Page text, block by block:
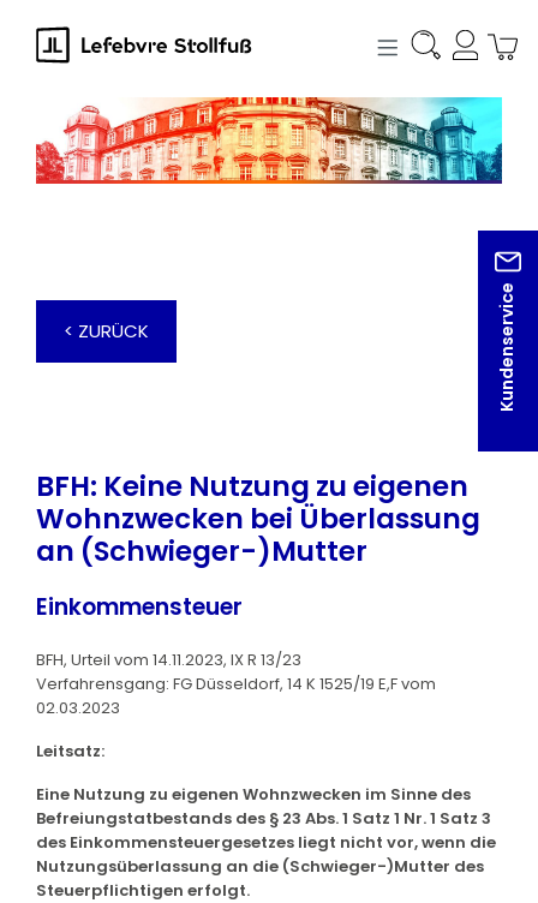
springen
Kundenservice
< ZURÜCK
BFH: Keine Nutzung zu eigenen
Wohnzwecken bei Überlassung
an (Schwieger-)Mutter
Einkommensteuer
BFH, Urteil vom 14.11.2023, IX R 13/23
Verfahrensgang: FG Düsseldorf, 14 K 1525/19 E,F vom
02.03.2023
Leitsatz:
Eine Nutzung zu eigenen Wohnzwecken im Sinne des
Befreiungstatbestands des § 23 Abs. 1 Satz 1 Nr. 1 Satz 3
des Einkommensteuergesetzes liegt nicht vor, wenn die
Nutzungsüberlassung an die (Schwieger-)Mutter des
Steuerpflichtigen erfolgt.